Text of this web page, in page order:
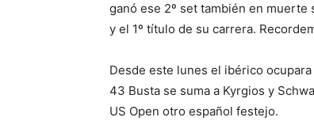
ganó ese 2º set también en
y el 1º título de su carrera.
Desde este lunes el ibérico
43 Busta se suma a Kyrgios y
US Open otro español festejo.